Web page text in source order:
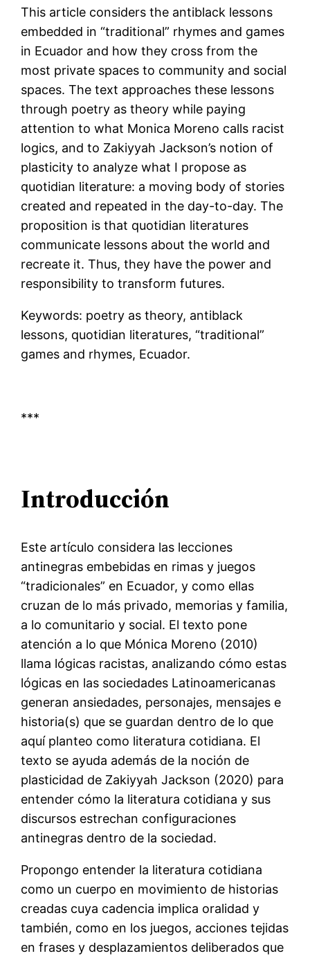
This article considers the antiblack lessons
embedded in “traditional” rhymes and games
in Ecuador and how they cross from the
most private spaces to community and social
spaces. The text approaches these lessons
through poetry as theory while paying
attention to what Monica Moreno calls racist
logics, and to Zakiyyah Jackson’s notion of
plasticity to analyze what I propose as
quotidian literature: a moving body of stories
created and repeated in the day-to-day. The
proposition is that quotidian literatures
communicate lessons about the world and
recreate it. Thus, they have the power and
responsibility to transform futures.
Keywords: poetry as theory, antiblack
lessons, quotidian literatures, “traditional”
games and rhymes, Ecuador.
***
Introducción
Este artículo considera las lecciones
antinegras embebidas en rimas y juegos
“tradicionales” en Ecuador, y como ellas
cruzan de lo más privado, memorias y familia,
a lo comunitario y social. El texto pone
atención a lo que Mónica Moreno (2010)
llama lógicas racistas, analizando cómo estas
lógicas en las sociedades Latinoamericanas
generan ansiedades, personajes, mensajes e
historia(s) que se guardan dentro de lo que
aquí planteo como literatura cotidiana. El
texto se ayuda además de la noción de
plasticidad de Zakiyyah Jackson (2020) para
entender cómo la literatura cotidiana y sus
discursos estrechan configuraciones
antinegras dentro de la sociedad.
Propongo entender la literatura cotidiana
como un cuerpo en movimiento de historias
creadas cuya cadencia implica oralidad y
también, como en los juegos, acciones tejidas
en frases y desplazamientos deliberados que